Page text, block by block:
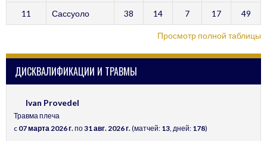
11 Сассуоло 38 14 7 17 49
Просмотр полной таблицы
ДИСКВАЛИФИКАЦИИ И ТРАВМЫ
Ivan Provedel
Травма плеча
c 07 марта 2026 г.по31 авг. 2026 г.(матчей: 13, дней: 178)